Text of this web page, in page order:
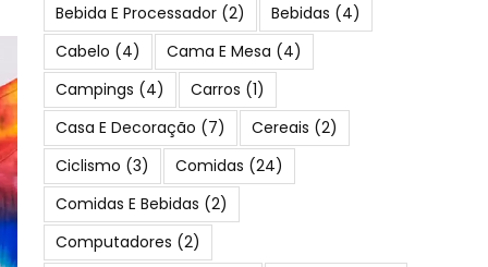
Bebida E Processador (2) Bebidas (4)
Cabelo (4) Cama E Mesa (4)
Campings (4) Carros (1)
Casa E Decoração (7) Cereais (2)
Ciclismo (3) Comidas (24)
Comidas E Bebidas (2)
Computadores (2)